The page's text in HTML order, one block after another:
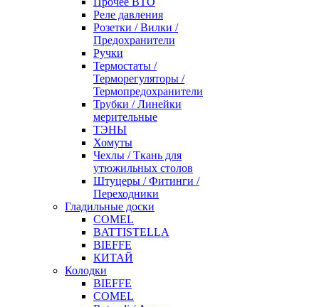
Реле давления
Розетки / Вилки /
Предохранители
Ручки
Термостаты /
Терморегуляторы /
Термопредохранители
Трубки / Линейки
мерительные
ТЭНЫ
Хомуты
Чехлы / Ткань для
утюжильных столов
Штуцеры / Фитинги /
Переходники
Гладильные доски
COMEL
BATTISTELLA
BIEFFE
КИТАЙ
Колодки
BIEFFE
COMEL